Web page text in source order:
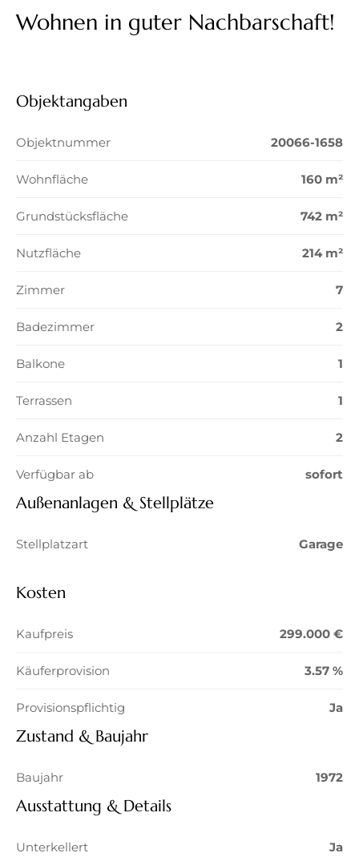
Wohnen in guter Nachbarschaft!
Objektangaben
Objektnummer 20066-1658
Wohnfläche 160 m²
Grundstücksfläche 742 m²
Nutzfläche 214 m²
Zimmer 7
Badezimmer 2
Balkone 1
Terrassen 1
Anzahl Etagen 2
Verfügbar ab sofort
Außenanlagen & Stellplätze
Stellplatzart Garage
Kosten
Kaufpreis 299.000 €
Käuferprovision 3.57 %
Provisionspflichtig Ja
Zustand & Baujahr
Baujahr 1972
Ausstattung & Details
Unterkellert Ja